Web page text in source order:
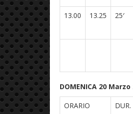
13.00 13.25 25′
DOMENICA 20 Marzo
ORARIO DUR.